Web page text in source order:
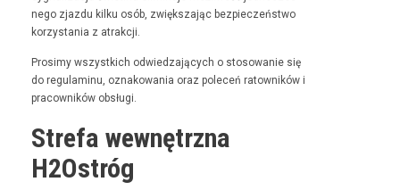
nego zjaz­du kilku osób, zwięk­sza­jąc bez­pieczeńst­wo
korzys­ta­nia z atrakcji.
Prosimy wszys­t­kich odwiedza­ją­cych o stosowanie się
do reg­u­laminu, oznakowa­nia oraz pole­ceń ratown­ików i
pra­cown­ików obsługi.
Strefa wewnętrzna
H2Ostróg